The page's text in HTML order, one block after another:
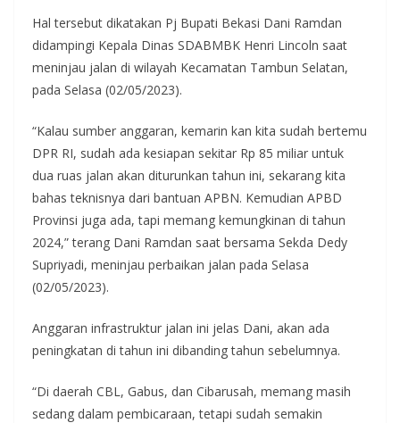
Hal tersebut dikatakan Pj Bupati Bekasi Dani Ramdan
didampingi Kepala Dinas SDABMBK Henri Lincoln saat
meninjau jalan di wilayah Kecamatan Tambun Selatan,
pada Selasa (02/05/2023).
“Kalau sumber anggaran, kemarin kan kita sudah bertemu
DPR RI, sudah ada kesiapan sekitar Rp 85 miliar untuk
dua ruas jalan akan diturunkan tahun ini, sekarang kita
bahas teknisnya dari bantuan APBN. Kemudian APBD
Provinsi juga ada, tapi memang kemungkinan di tahun
2024,” terang Dani Ramdan saat bersama Sekda Dedy
Supriyadi, meninjau perbaikan jalan pada Selasa
(02/05/2023).
Anggaran infrastruktur jalan ini jelas Dani, akan ada
peningkatan di tahun ini dibanding tahun sebelumnya.
“Di daerah CBL, Gabus, dan Cibarusah, memang masih
sedang dalam pembicaraan, tetapi sudah semakin